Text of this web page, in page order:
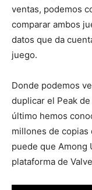
ventas, podemos
comparar ambos
datos que da
juego.
Donde podemos
duplicar el Peak
último hemos
millones de copias
puede que Among
plataforma de